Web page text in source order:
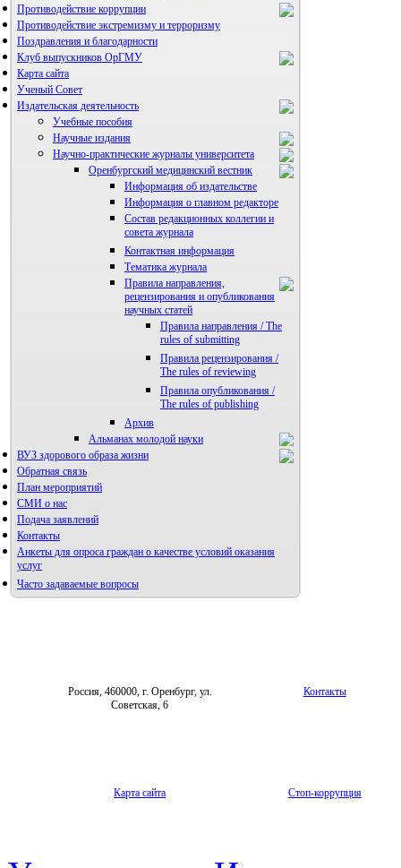
Противодействие коррупции
Противодействие экстремизму и терроризму
Поздравления и благодарности
Клуб выпускников ОрГМУ
Карта сайта
Ученый Совет
Издательская деятельность
Учебные пособия
Научные издания
Научно-практические журналы университета
Оренбургский медицинский вестник
Информация об издательстве
Информация о главном редакторе
Состав редакционных коллегии и
совета журнала
Контактная информация
Тематика журнала
Правила направления,
рецензирования и опубликования
научных статей
Правила направления / The
rules of submitting
Правила рецензирования /
The rules of reviewing
Правила опубликования /
The rules of publishing
Архив
Альманах молодой науки
Редакция журнала
ВУЗ здорового образа жизни
Фотогалерея
Обратная связь
План мероприятий
СМИ о нас
Подача заявлений
Контакты
Анкеты для опроса граждан о качестве условий оказания
услуг
Часто задаваемые вопросы
Россия, 460000, г. Оренбург, ул.
Советская, 6
Контакты
Карта сайта Стоп-коррупция